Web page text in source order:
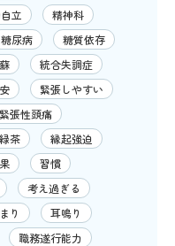
立
精神科
糖尿病
糖質依存
統合失調症
緊張しやすい
緊張性頭痛
緑茶
縁起強迫
習慣
考え過ぎる
り
耳鳴り
職務遂行能力